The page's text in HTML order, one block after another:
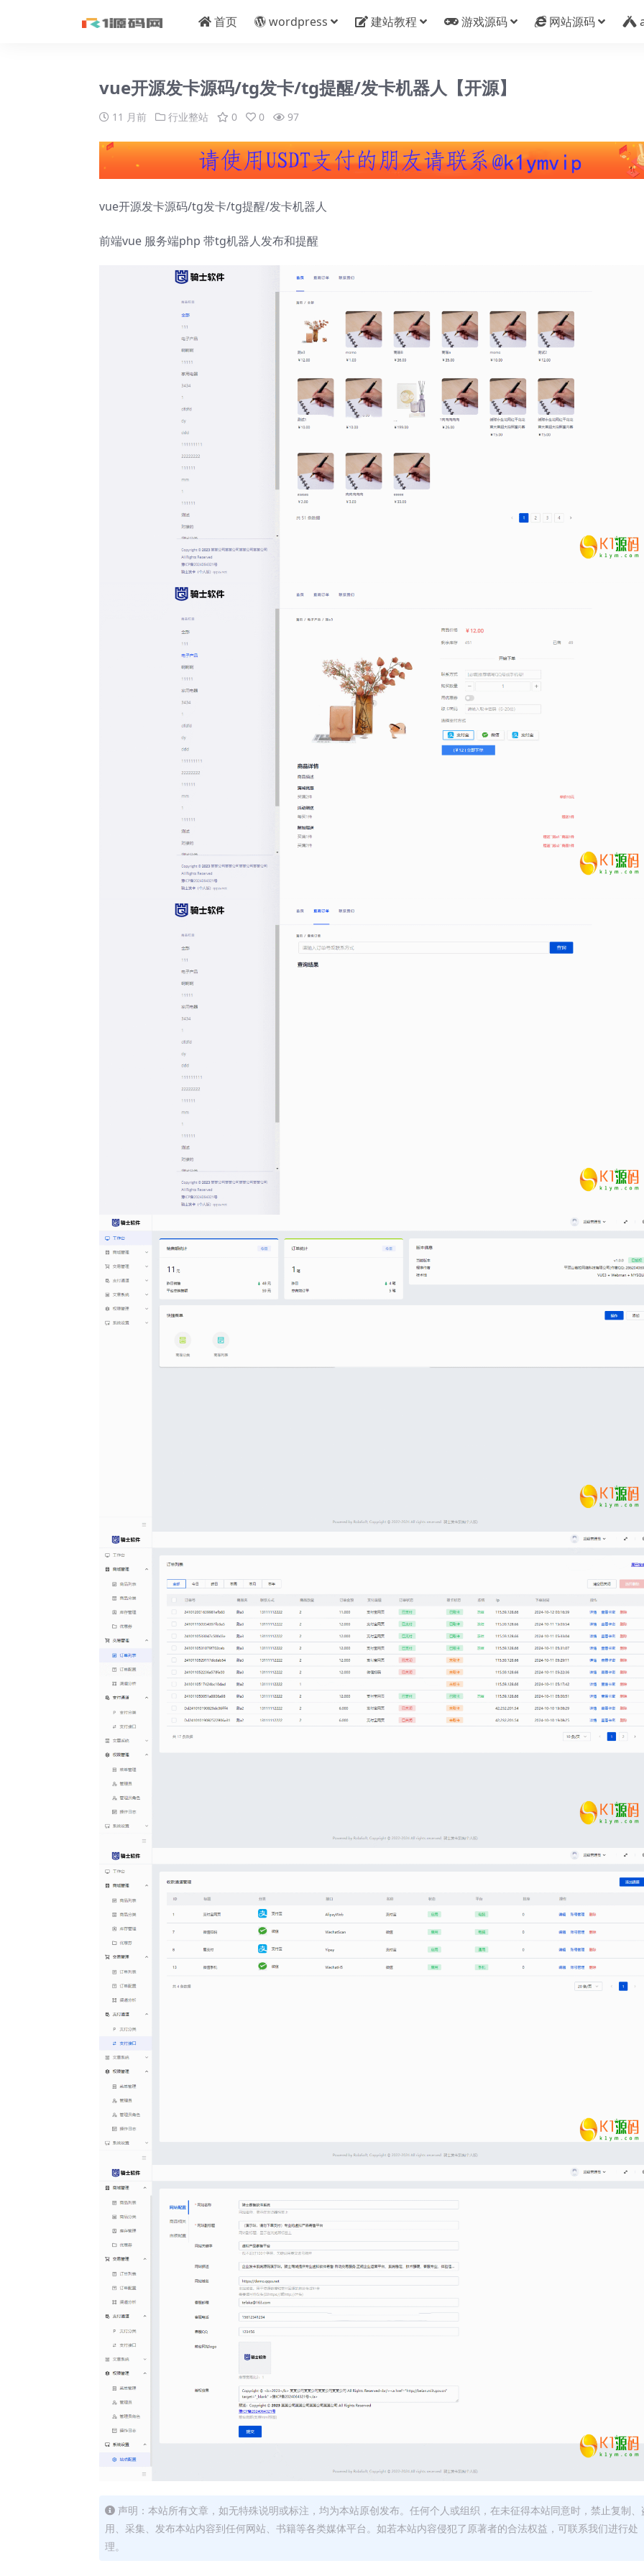
首页 wordpress 建站教程 游戏源码 网站源码
vue开源发卡源码/tg发卡/tg提醒/发卡机器人【开源】
11 月前 行业整站 0 0 97
vue开源发卡源码/tg发卡/tg提醒/发卡机器人
前端vue 服务端php 带tg机器人发布和提醒
声明：本站所有文章，如无特殊说明或标注，均为本站原创发布。任何个人或组织，在未征得本站同意时，禁止复制、
用、采集、发布本站内容到任何网站、书籍等各类媒体平台。如若本站内容侵犯了原著者的合法权益，可联系我们进行处
理。